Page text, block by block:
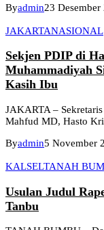
Byadmin23 Desember
JAKARTANASIONAL
Sekjen PDIP di
Muhammadiyah
Kasih Ibu
JAKARTA –
Mahfud MD, Hasto
Byadmin5 November
KALSELTANAH
Usulan Judul
Tanbu